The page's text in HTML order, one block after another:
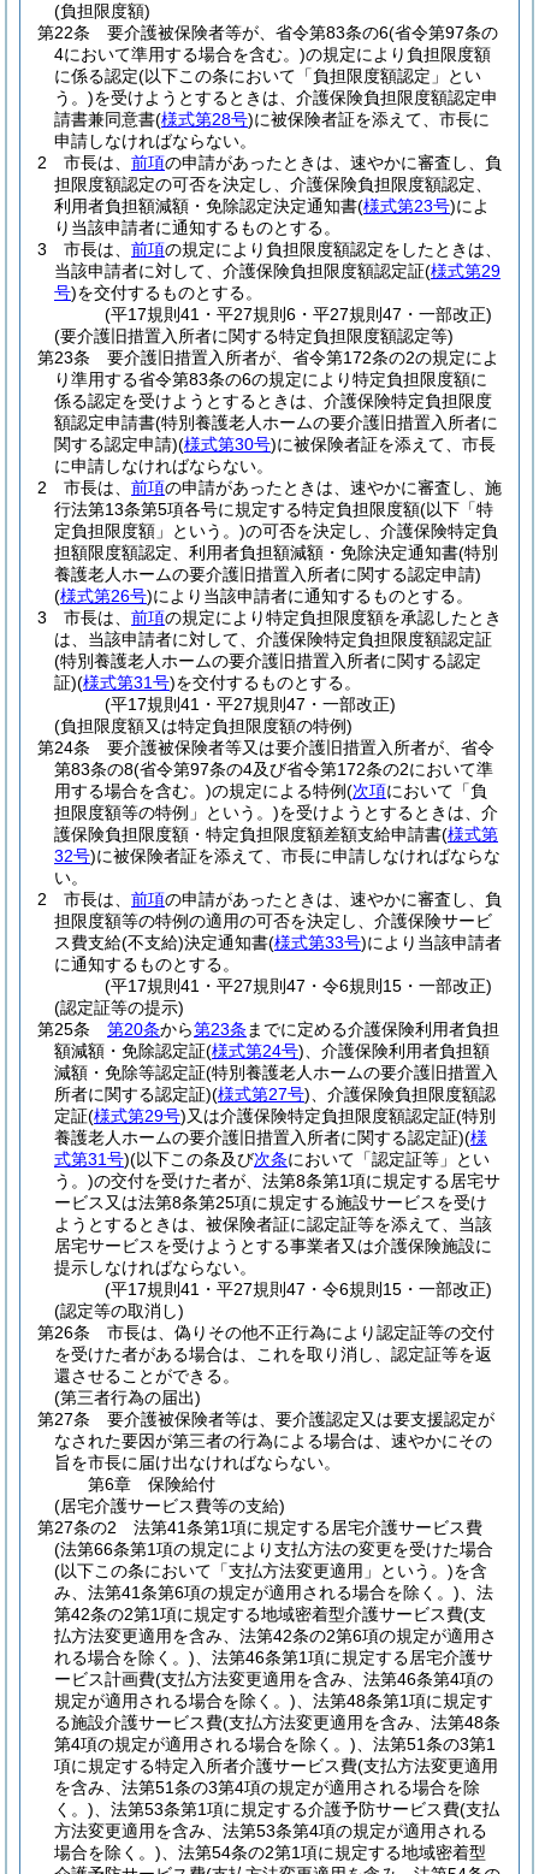
(負担限度額)
第22条
要介護被保険者等が、省令第83条の6(省令第97条の
4において準用する場合を含む。)の規定により負担限度額
に係る認定(以下この条において「負担限度額認定」とい
う。)を受けようとするときは、介護保険負担限度額認定申
請書兼同意書(様式第28号)に被保険者証を添えて、市長に
申請しなければならない。
2
市長は、 前項の申請があったときは、速やかに審査し、負
担限度額認定の可否を決定し、介護保険負担限度額認定、
利用者負担額減額・免除認定決定通知書(様式第23号)によ
り当該申請者に通知するものとする。
3
市長は、 前項の規定により負担限度額認定をしたときは、
当該申請者に対して、介護保険負担限度額認定証(様式第29
号)を交付するものとする。
(平17規則41・平27規則6・平27規則47・一部改正)
(要介護旧措置入所者に関する特定負担限度額認定等)
第23条
要介護旧措置入所者が、省令第172条の2の規定によ
り準用する省令第83条の6の規定により特定負担限度額に
係る認定を受けようとするときは、介護保険特定負担限度
額認定申請書(特別養護老人ホームの要介護旧措置入所者に
関する認定申請)(様式第30号)に被保険者証を添えて、市長
に申請しなければならない。
2
市長は、 前項の申請があったときは、速やかに審査し、施
行法第13条第5項各号に規定する特定負担限度額(以下「特
定負担限度額」という。)の可否を決定し、介護保険特定負
担額限度額認定、利用者負担額減額・免除決定通知書(特別
養護老人ホームの要介護旧措置入所者に関する認定申請)
(様式第26号)により当該申請者に通知するものとする。
3
市長は、 前項の規定により特定負担限度額を承認したとき
は、当該申請者に対して、介護保険特定負担限度額認定証
(特別養護老人ホームの要介護旧措置入所者に関する認定
証)(様式第31号)を交付するものとする。
(平17規則41・平27規則47・一部改正)
(負担限度額又は特定負担限度額の特例)
第24条
要介護被保険者等又は要介護旧措置入所者が、省令
第83条の8(省令第97条の4及び省令第172条の2において準
用する場合を含む。)の規定による特例(次項において「負
担限度額等の特例」という。)を受けようとするときは、介
護保険負担限度額・特定負担限度額差額支給申請書(様式第
32号)に被保険者証を添えて、市長に申請しなければならな
い。
2
市長は、 前項の申請があったときは、速やかに審査し、負
担限度額等の特例の適用の可否を決定し、介護保険サービ
ス費支給(不支給)決定通知書(様式第33号)により当該申請者
に通知するものとする。
(平17規則41・平27規則47・令6規則15・一部改正)
(認定証等の提示)
第25条
第20条から第23条 までに定める介護保険利用者負担
額減額・免除認定証(様式第24号) 、介護保険利用者負担額
減額・免除等認定証(特別養護老人ホームの要介護旧措置入
所者に関する認定証)(様式第27号) 、介護保険負担限度額認
定証(様式第29号)又は介護保険特定負担限度額認定証(特別
養護老人ホームの要介護旧措置入所者に関する認定証)(様
式第31号)(以下この条及び次条において「認定証等」とい
う。)の交付を受けた者が、法第8条第1項に規定する居宅サ
ービス又は法第8条第25項に規定する施設サービスを受け
ようとするときは、被保険者証に認定証等を添えて、当該
居宅サービスを受けようとする事業者又は介護保険施設に
提示しなければならない。
(平17規則41・平27規則47・令6規則15・一部改正)
(認定等の取消し)
第26条
市長は、偽りその他不正行為により認定証等の交付
を受けた者がある場合は、これを取り消し、認定証等を返
還させることができる。
(第三者行為の届出)
第27条
要介護被保険者等は、要介護認定又は要支援認定が
なされた要因が第三者の行為による場合は、速やかにその
旨を市長に届け出なければならない。
第6章
保険給付
(居宅介護サービス費等の支給)
第27条の2
法第41条第1項に規定する居宅介護サービス費
(法第66条第1項の規定により支払方法の変更を受けた場合
(以下この条において「支払方法変更適用」という。)を含
み、法第41条第6項の規定が適用される場合を除く。) 、法
第42条の2第1項に規定する地域密着型介護サービス費(支
払方法変更適用を含み、法第42条の2第6項の規定が適用さ
れる場合を除く。) 、法第46条第1項に規定する居宅介護サ
ービス計画費(支払方法変更適用を含み、法第46条第4項の
規定が適用される場合を除く。) 、法第48条第1項に規定す
る施設介護サービス費(支払方法変更適用を含み、法第48条
第4項の規定が適用される場合を除く。) 、法第51条の3第1
項に規定する特定入所者介護サービス費(支払方法変更適用
を含み、法第51条の3第4項の規定が適用される場合を除
く。) 、法第53条第1項に規定する介護予防サービス費(支払
方法変更適用を含み、法第53条第4項の規定が適用される
場合を除く。) 、法第54条の2第1項に規定する地域密着型